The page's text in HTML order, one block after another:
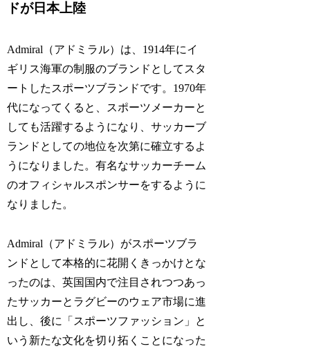
ドが日本上陸
Admiral（アドミラル）は、1914年にイ
ギリス海軍の制服のブランドとしてスタ
ートしたスポーツブランドです。1970年
代になってくると、スポーツメーカーと
しても活躍するようになり、サッカーブ
ランドとしての地位を次第に確立するよ
うになりました。有名なサッカーチーム
のオフィシャルスポンサーをするように
なりました。
Admiral（アドミラル）がスポーツブラ
ンドとして本格的に花開くきっかけとな
ったのは、英国国内で注目されつつあっ
たサッカーとラグビーのウェア市場に進
出し、後に「スポーツファッション」と
いう新たな文化を切り拓くことになった